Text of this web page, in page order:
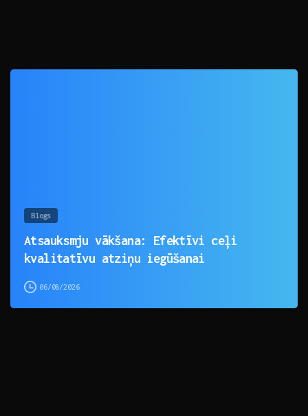
Blogs
Atsauksmju vākšana: Efektīvi ceļi
kvalitatīvu atziņu iegūšanai
06/08/2026